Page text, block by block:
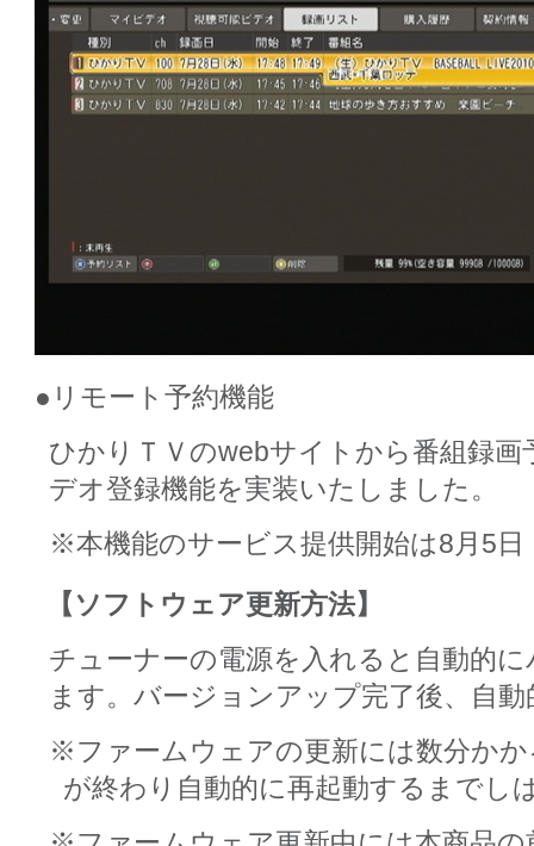
●リモート予約機能
ひかりＴＶのwebサイトから番組録
デオ登録機能を実装いたしました。
※本機能のサービス提供開始は8月5
【ソフトウェア更新方法】
チューナーの電源を入れると自動的
ます。バージョンアップ完了後、自
※ファームウェアの更新には数分か
が終わり自動的に再起動するまでし